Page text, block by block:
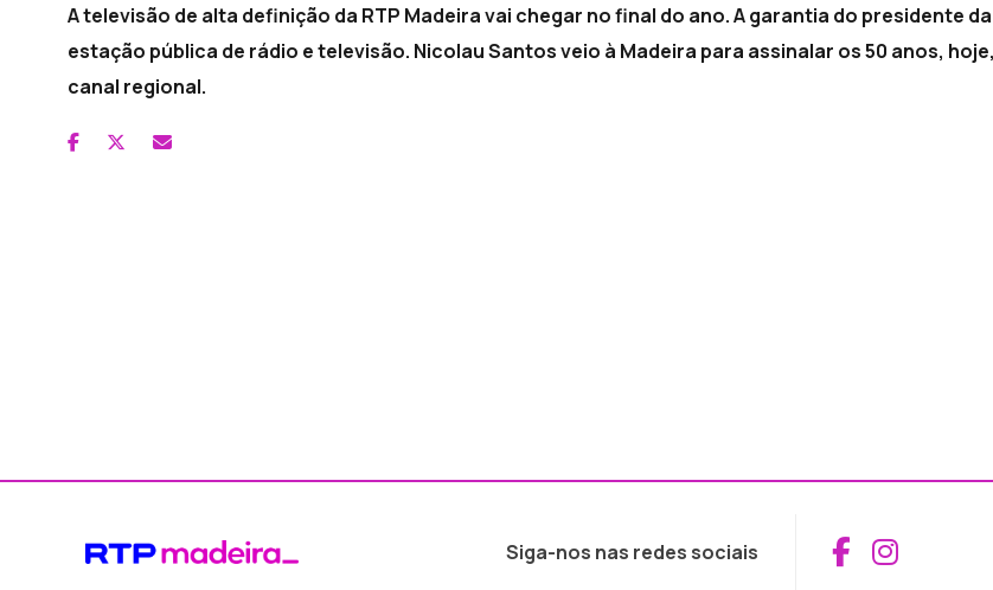
A televisão de alta definição da RTP Madeira vai chegar no final do ano. A garantia do presidente da
estação pública de rádio e televisão. Nicolau Santos veio à Madeira para assinalar os 50 anos,
canal regional.
Siga-nos nas redes sociais Aceder